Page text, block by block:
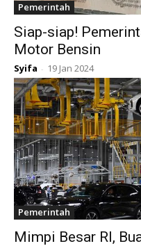
Pemerintah
Siap-siap!
Motor Bensin
Syifa - 19 Jan 2024
Pemerintah
Mimpi Besar RI,